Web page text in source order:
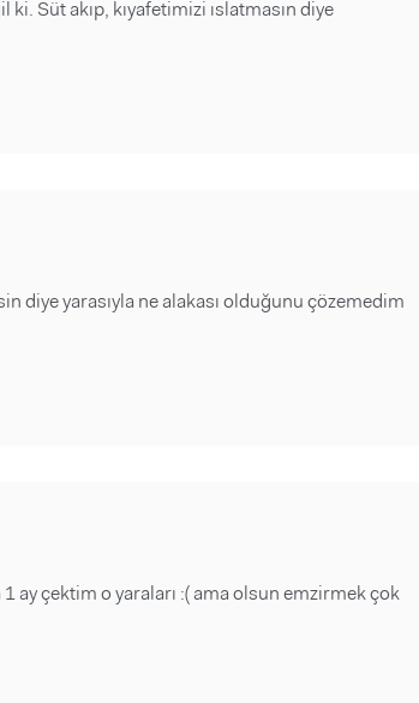
Süt akıp, kıyafetimizi ıslatmasın diye
diye yarasıyla ne alakası olduğunu çözemedim
ay çektim o yaraları :( ama olsun emzirmek çok